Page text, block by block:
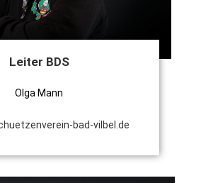
Leiter BDS
Olga Mann
bad-vilbel.de